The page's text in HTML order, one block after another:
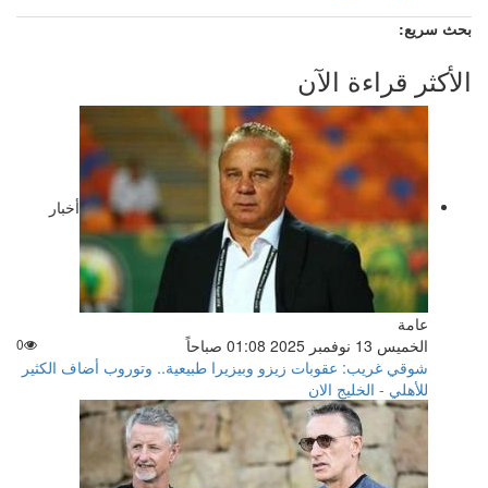
بحث سريع:
الأكثر قراءة الآن
أخبار
عامة
الخميس 13 نوفمبر 2025 01:08 صباحاً
0
شوقي غريب: عقوبات زيزو وبيزيرا طبيعية.. وتوروب أضاف الكثير
للأهلي - الخليج الان